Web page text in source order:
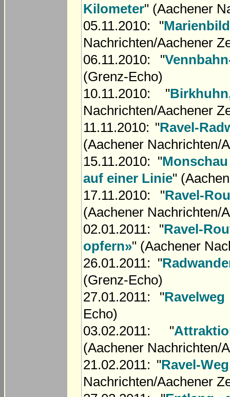
Kilometer" (Aachener
05.11.2010: "
Nachrichten/Aachener
06.11.2010: "
(Grenz-Echo)
10.11.2010: "
Nachrichten/Aachener
11.11.2010: "Ravel-
(Aachener Nachrichten/
15.11.2010: "
auf einer Linie"
17.11.2010: "Ravel-
(Aachener Nachrichten/
02.01.2011: "Ravel-
opfern»" (Aachener
26.01.2011: "
(Grenz-Echo)
27.01.2011: "
Echo)
03.02.2011: "
(Aachener Nachrichten/
21.02.2011: "Ravel-
Nachrichten/Aachener